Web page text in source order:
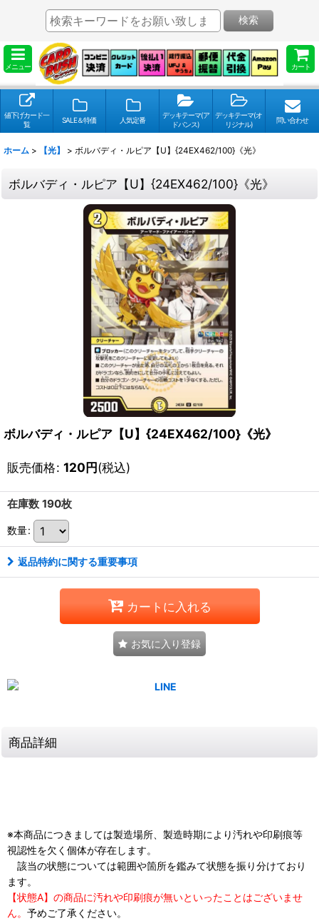
メニュー カート
検索
値下げカード一
覧
SALE＆特価 人気定番
デッキテーマ(ア
ドバンス)
デッキテーマ(オ
リジナル)
問い合わせ
ホーム > 【光】 > ボルバディ・ルピア【U】{24EX462/100}《光》
ボルバディ・ルピア【U】{24EX462/100}《光》
ボルバディ・ルピア【U】{24EX462/100}《光》
販売価格: 120円(税込)
在庫数 190枚
数量:
返品特約に関する重要事項
カートに入れる
お気に入り登録
商品詳細
※本商品につきましては製造場所、製造時期により汚れや印刷痕等
視認性を欠く個体が存在します。
該当の状態については範囲や箇所を鑑みて状態を振り分けており
ます。
【状態A】の商品に汚れや印刷痕が無いといったことはございませ
ん。 予めご了承ください。